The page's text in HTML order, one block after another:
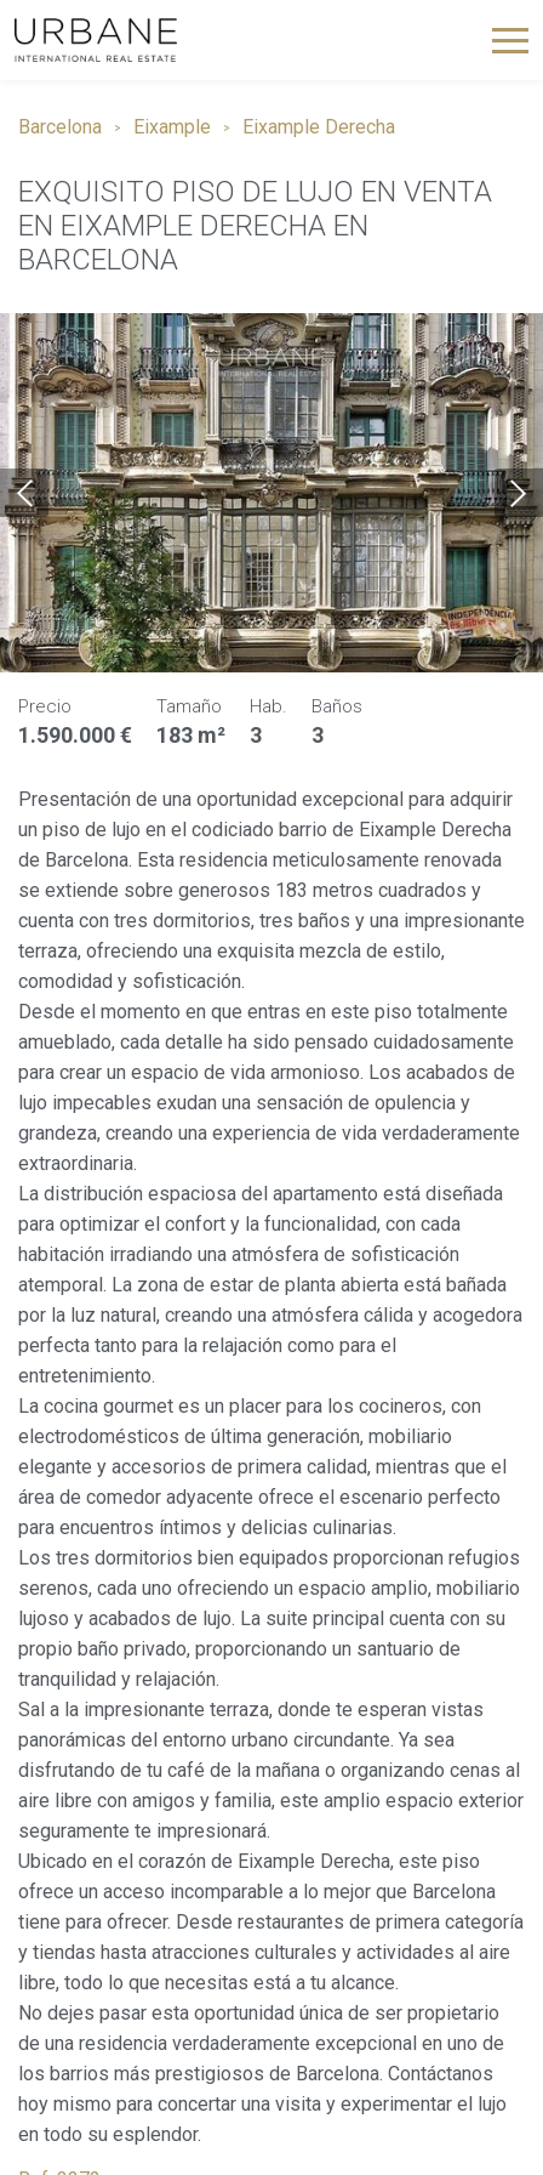
Barcelona Eixample Eixample Derecha
EXQUISITO PISO DE LUJO EN VENTA
EN EIXAMPLE DERECHA EN
BARCELONA
Precio
1.590.000 €
Tamaño
183 m²
Hab.
3
Baños
3
Presentación de una oportunidad excepcional para adquirir
un piso de lujo en el codiciado barrio de Eixample Derecha
de Barcelona. Esta residencia meticulosamente renovada
se extiende sobre generosos 183 metros cuadrados y
cuenta con tres dormitorios, tres baños y una impresionante
terraza, ofreciendo una exquisita mezcla de estilo,
comodidad y sofisticación.
Desde el momento en que entras en este piso totalmente
amueblado, cada detalle ha sido pensado cuidadosamente
para crear un espacio de vida armonioso. Los acabados de
lujo impecables exudan una sensación de opulencia y
grandeza, creando una experiencia de vida verdaderamente
extraordinaria.
La distribución espaciosa del apartamento está diseñada
para optimizar el confort y la funcionalidad, con cada
habitación irradiando una atmósfera de sofisticación
atemporal. La zona de estar de planta abierta está bañada
por la luz natural, creando una atmósfera cálida y acogedora
perfecta tanto para la relajación como para el
entretenimiento.
La cocina gourmet es un placer para los cocineros, con
electrodomésticos de última generación, mobiliario
elegante y accesorios de primera calidad, mientras que el
área de comedor adyacente ofrece el escenario perfecto
para encuentros íntimos y delicias culinarias.
Los tres dormitorios bien equipados proporcionan refugios
serenos, cada uno ofreciendo un espacio amplio, mobiliario
lujoso y acabados de lujo. La suite principal cuenta con su
propio baño privado, proporcionando un santuario de
tranquilidad y relajación.
Sal a la impresionante terraza, donde te esperan vistas
panorámicas del entorno urbano circundante. Ya sea
disfrutando de tu café de la mañana o organizando cenas al
aire libre con amigos y familia, este amplio espacio exterior
seguramente te impresionará.
Ubicado en el corazón de Eixample Derecha, este piso
ofrece un acceso incomparable a lo mejor que Barcelona
tiene para ofrecer. Desde restaurantes de primera categoría
y tiendas hasta atracciones culturales y actividades al aire
libre, todo lo que necesitas está a tu alcance.
No dejes pasar esta oportunidad única de ser propietario
de una residencia verdaderamente excepcional en uno de
los barrios más prestigiosos de Barcelona. Contáctanos
hoy mismo para concertar una visita y experimentar el lujo
en todo su esplendor.
Modificar cookies
Técnicas y funcionales
Siempre activas
Este sitio web utiliza Cookies propias para recopilar
información con la finalidad de mejorar nuestros servicios.
Si continua navegando, supone la aceptación de la
instalación de las mismas. El usuario tiene la posibilidad
de configurar su navegador pudiendo, si así lo desea,
impedir que sean instaladas en su disco duro, aunque
deberá tener en cuenta que dicha acción podrá ocasionar
dificultades de navegación de la página web.
Analíticas y personalización
Permiten realizar el seguimiento y análisis del